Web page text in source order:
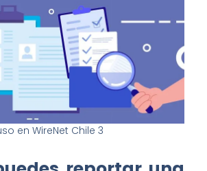
en WireNet Chile 3